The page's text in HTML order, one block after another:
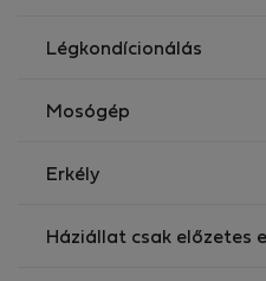
Légkondícionálás
Mosógép
Erkély
Háziállat csak előzetes